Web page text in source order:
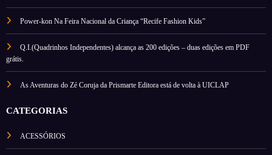
Power-kon Na Feira Nacional da Criança “Recife Fashion Kids”
Q.I.(Quadrinhos Independentes) alcança as 200 edições – duas edições em PDF
grátis.
As Aventuras do Zé Coruja da Prismarte Editora está de volta à UICLAP
CATEGORIAS
ACESSÓRIOS